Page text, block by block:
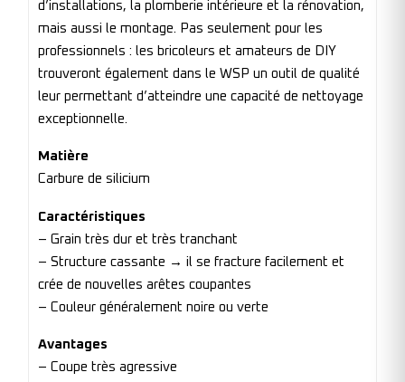
d’installations, la plomberie intérieure et la rénovation,
mais aussi le montage. Pas seulement pour les
professionnels : les bricoleurs et amateurs de DIY
trouveront également dans le WSP un outil de qualité
leur permettant d’atteindre une capacité de nettoyage
exceptionnelle.
Matière
Carbure de silicium
Caractéristiques
– Grain très dur et très tranchant
– Structure cassante → il se fracture facilement et
crée de nouvelles arêtes coupantes
– Couleur généralement noire ou verte
Avantages
– Coupe très agressive